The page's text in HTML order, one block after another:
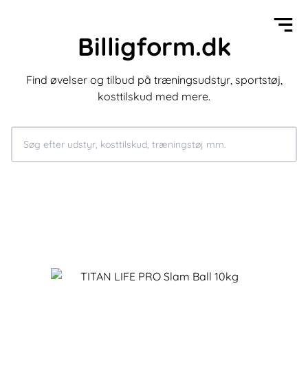
Billigform.dk
Find øvelser og tilbud på træningsudstyr, sportstøj,
kosttilskud med mere.